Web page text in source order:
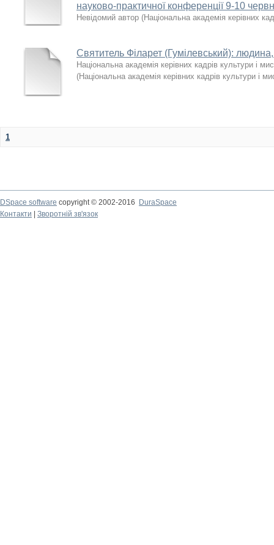
науково-практичної конференції 9-10
Невідомий автор (Національна академія керівних
Святитель Філарет (Гумілевський):
Національна академія керівних кадрів культури і
(Національна академія керівних кадрів культури і
1
DSpace software copyright © 2002-2016
DuraSpace
Контакти
Зворотній зв'язок